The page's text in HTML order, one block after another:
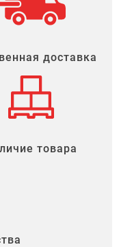
доставка
товара